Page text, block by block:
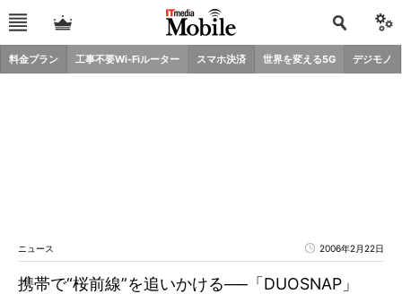
料金プラン 工事不要Wi-Fiルーター スマホ決済 世界を変える5G デジモノ
ニュース 2006年2月22日
携帯で“桜前線”を追いかける──「DUOSNAP」